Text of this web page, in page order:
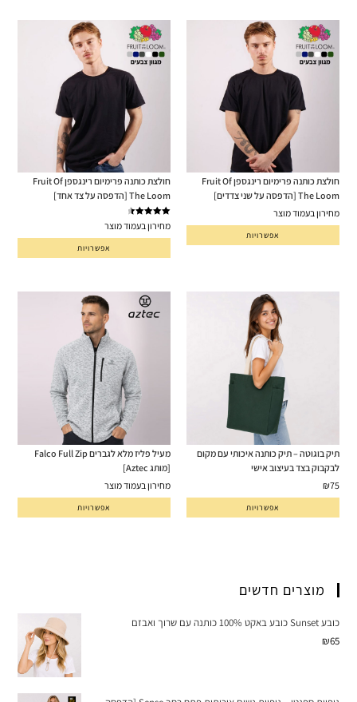
חולצת כותנה פרימיום רינגספן Fruit Of
The Loom [הדפסה על שני צדדים]
מחירון בעמוד מוצר
אפשרויות
חולצת כותנה פרימיום רינגספן Fruit Of
The Loom [הדפסה על צד אחד]
דורג4.67
מחירון בעמוד מוצר
אפשרויות
תיק בוגוטה – תיק כותנה איכותי עם מקום
לבקבוק בצד בעיצוב אישי
₪75
אפשרויות
מעיל פליז מלא לגברים Falco Full Zip
[מותג Aztec]
מחירון בעמוד מוצר
אפשרויות
מוצרים חדשים
כובע Sunset כובע באקט 100% כותנה עם שרוך ואבזם
₪65